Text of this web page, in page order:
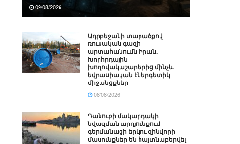
09/08/2026
Ադրբեջանի տարածքով
ռուսական գազի
արտահանումն Իրան.
Խորհրդային
խողովակաշարերից մինչև
եվրասիական էներգետիկ
միջանցքներ
08/08/2026
Դանուբի մակարդակի
նվազման արդյունքում
գերմանացի երկու զինվորի
մասունքներ են հայտնաբերվել